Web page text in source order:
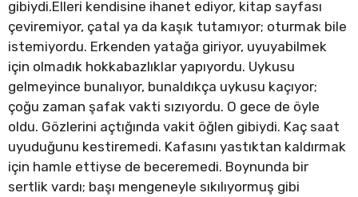
gibiydi.Elleri kendisine ihanet ediyor, kitap sayfası
çeviremiyor, çatal ya da kaşık tutamıyor; oturmak bile
istemiyordu. Erkenden yatağa giriyor, uyuyabilmek
için olmadık hokkabazlıklar yapıyordu. Uykusu
gelmeyince bunalıyor, bunaldıkça uykusu kaçıyor;
çoğu zaman şafak vakti sızıyordu. O gece de öyle
oldu. Gözlerini açtığında vakit öğlen gibiydi. Kaç saat
uyuduğunu kestiremedi. Kafasını yastıktan kaldırmak
için hamle ettiyse de beceremedi. Boynunda bir
sertlik vardı; başı mengeneyle sıkılıyormuş gibi